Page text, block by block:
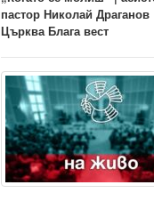
пастор Николай Драганов
Църква Блага вест